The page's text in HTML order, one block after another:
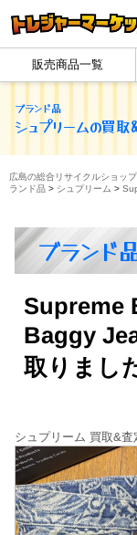
販売商品一覧
ブランド品
シュプリームの買取
広島の総合リサイクルショッ
ランド品> シュプリーム >
ブランド
Supreme
Baggy
取りまし
シュプリーム 買取&査